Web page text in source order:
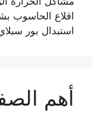
اقلاع الحاسوب
استبدال بور
أهم